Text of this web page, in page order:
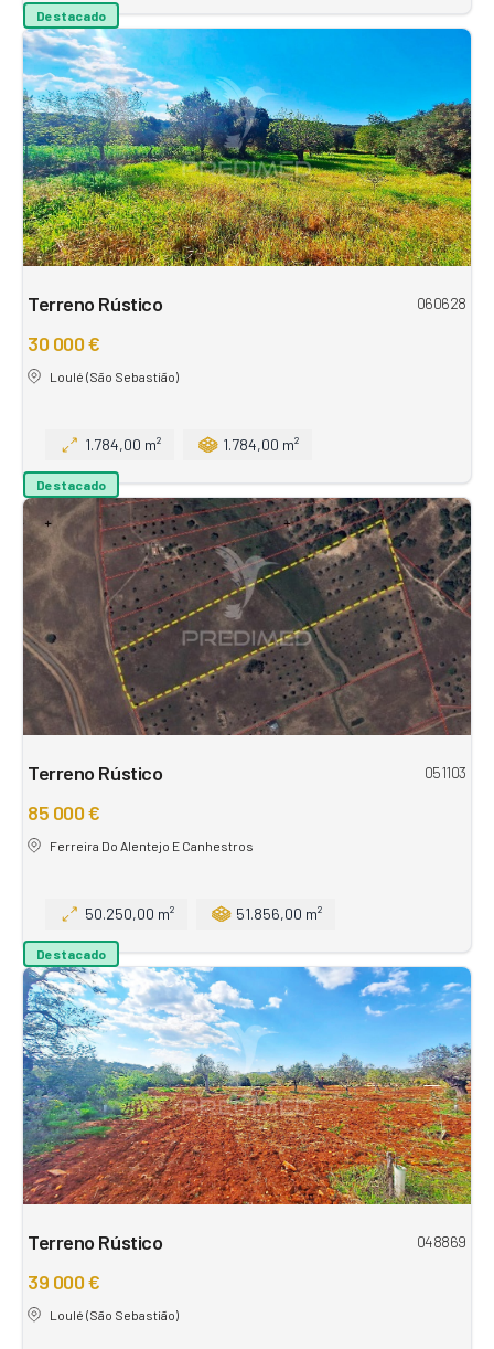
Destacado
Terreno Rústico 060628
30 000 €
Loulé (São Sebastião)
1.784,00 m² 1.784,00 m²
Destacado
Terreno Rústico 051103
85 000 €
Ferreira Do Alentejo E Canhestros
50.250,00 m² 51.856,00 m²
Destacado
Terreno Rústico 048869
39 000 €
Loulé (São Sebastião)